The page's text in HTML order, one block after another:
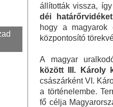
állították vissza,
déi
hogy a magyarok
központosító
A magyar
között III. Károly
császárként VI.
a történelembe.
fő célja